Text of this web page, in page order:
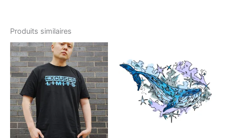
Produits similaires
Ce
produit
a
plusieurs
variations.
Les
options
peuvent
a